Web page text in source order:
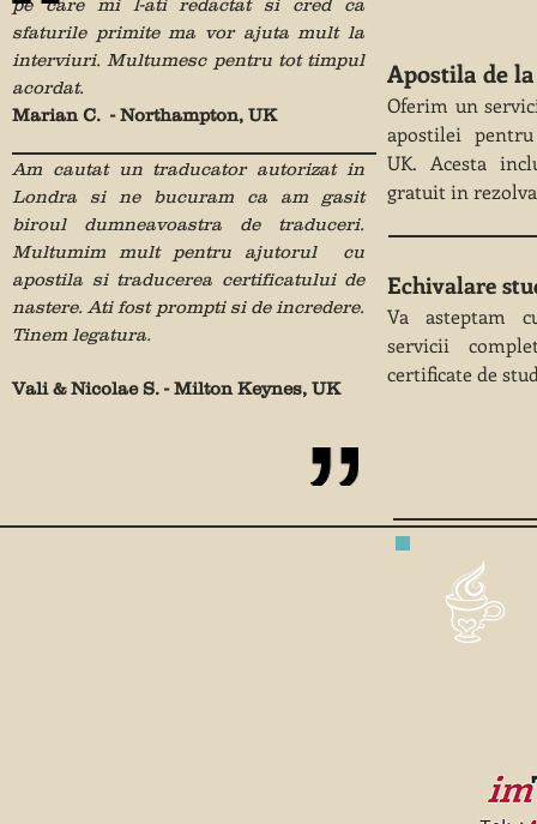
pe care mi l-ati redactat si cred ca
sfaturile primite ma vor ajuta mult la
interviuri. Multumesc pentru tot timpul
acordat.
Marian C. - Northampton, UK
Am cautat un traducator autorizat in
Londra si ne bucuram ca am gasit
biroul dumneavoastra de traduceri.
Multumim mult pentru ajutorul cu
apostila si traducerea certificatului de
nastere. Ati fost prompti si de incredere.
Tinem legatura.
Vali & Nicolae S. - Milton Keynes, UK
Apostila de
Oferim un
apostilei
UK. Acesta
gratuit in
Echivalare
Va asteptam
servicii
certificate de